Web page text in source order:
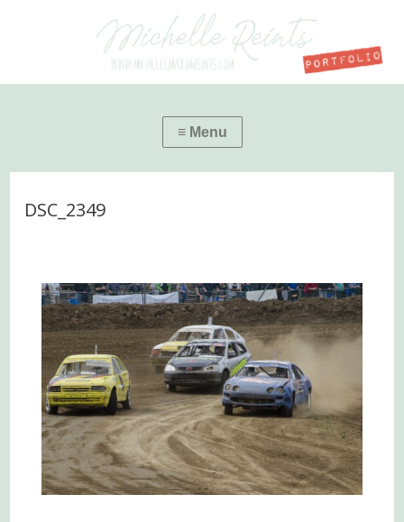
DSC_2349